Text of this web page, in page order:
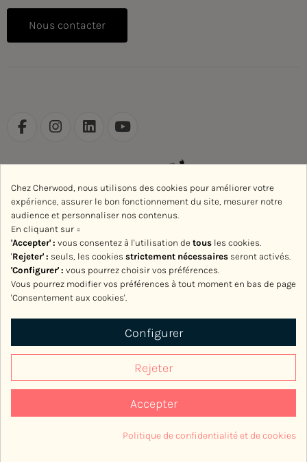
Nous contacter
2017-2026, Cherwood
Chez Cherwood, nous utilisons des cookies pour améliorer votre
expérience, assurer le bon fonctionnement du site, mesurer notre
audience et personnaliser nos contenus.
En cliquant sur =
'Accepter' : vous consentez à l'utilisation de tous les cookies.
'Rejeter' : seuls, les cookies strictement nécessaires seront activés.
'Configurer' : vous pourrez choisir vos préférences.
Vous pourrez modifier vos préférences à tout moment en bas de page
'Consentement aux cookies'.
Configurer
Rejeter
Accepter
Politique de confidentialité et de cookies